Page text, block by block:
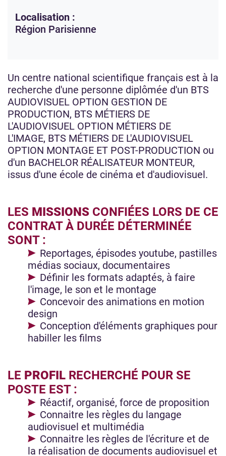
Localisation :
Région Parisienne
Un centre national scientifique français est à la
recherche d'une personne diplômée d'un BTS
AUDIOVISUEL OPTION GESTION DE
PRODUCTION, BTS MÉTIERS DE
L'AUDIOVISUEL OPTION MÉTIERS DE
L'IMAGE, BTS MÉTIERS DE L'AUDIOVISUEL
OPTION MONTAGE ET POST-PRODUCTION ou
d'un BACHELOR RÉALISATEUR MONTEUR,
issus d'une école de cinéma et d'audiovisuel.
LES MISSIONS CONFIÉES LORS DE CE
CONTRAT À DURÉE DÉTERMINÉE
SONT :
Reportages, épisodes youtube, pastilles
médias sociaux, documentaires
Définir les formats adaptés, à faire
l'image, le son et le montage
Concevoir des animations en motion
design
Conception d'éléments graphiques pour
habiller les films
LE PROFIL RECHERCHÉ POUR SE
POSTE EST :
Réactif, organisé, force de proposition
Connaitre les règles du langage
audiovisuel et multimédia
Connaitre les règles de l'écriture et de
la réalisation de documents audiovisuel et